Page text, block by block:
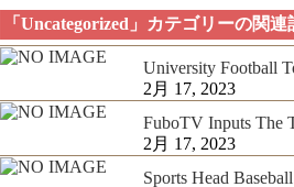
「Uncategorized」カテゴリーの関連
University Football
2月 17, 2023
FuboTV Inputs The
2月 17, 2023
Sports Head Baseball